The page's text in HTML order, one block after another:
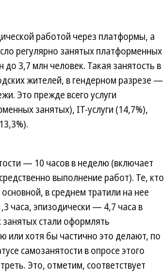
работой через платформы, а
регулярно занятых платформенных
до 3,7 млн человек. Такая занятость в
жителей, в гендерном разрезе —
Это прежде всего услуги
занятых), IT-услуги (14,7%),
— 10 часов в неделю (включает
выполнение работ). Те, кто
в среднем тратили на нее
часа, эпизодически — 4,7 часа в
стали оформлять
хотя бы частично это делают, по
самозанятости в опросе этого
Это, отметим, соответствует